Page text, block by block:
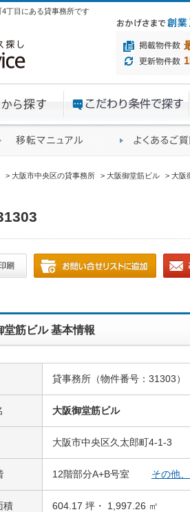
丁目にある貸事務所です
大阪市中央区の貸事務所 大阪御堂筋ビル 大阪
堂筋ビル 基本情報
貸事務所（物件番号：31303）
大阪御堂筋ビル
大阪市中央区久太郎町4-1-3
12階部分A+B号室 その他
積 604.17 坪・ 1,997.26 ㎡